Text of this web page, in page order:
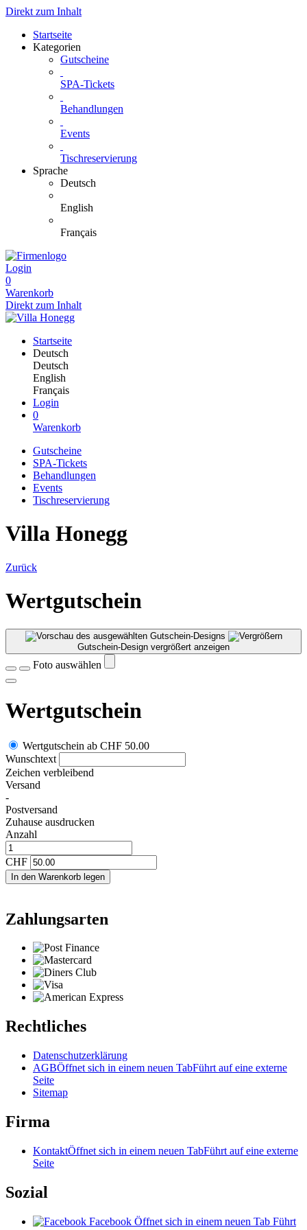
Direkt zum Inhalt
Startseite
Kategorien
Gutscheine
SPA-Tickets
Behandlungen
Events
Tischreservierung
Sprache
Deutsch
English
Français
Login
0
Warenkorb
Direkt zum Inhalt
Startseite
Deutsch
Deutsch
English
Français
Login
0
Warenkorb
Gutscheine
SPA-Tickets
Behandlungen
Events
Tischreservierung
Villa Honegg
Zurück
Wertgutschein
Gutschein-Design vergrößert anzeigen
Foto auswählen
Wertgutschein
Wertgutschein ab CHF 50.00
Wunschtext
Zeichen verbleibend
Versand
-
Postversand
Zuhause ausdrucken
Anzahl
CHF
In den Warenkorb legen
Zahlungsarten
Rechtliches
Datenschutzerklärung
AGBÖffnet sich in einem neuen TabFührt auf eine externe
Seite
Sitemap
Firma
KontaktÖffnet sich in einem neuen TabFührt auf eine externe
Seite
Sozial
Facebook Öffnet sich in einem neuen Tab Führt